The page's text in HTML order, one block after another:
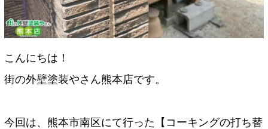
こんにちは！
街の外壁塗装やさん熊本店です。
今回は、熊本市南区にて行った【コーキングの打ち替